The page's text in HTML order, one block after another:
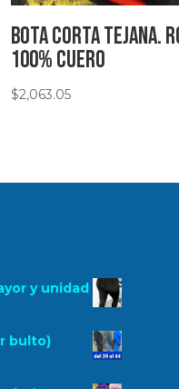
Bota corta tejana.
100% Cuero
$2,063.05
y unidad
bulto)